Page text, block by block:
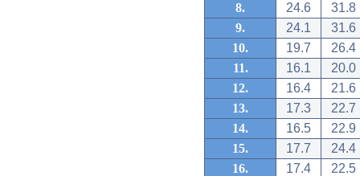
8.
24.6
31.8
9.
24.1
31.6
10.
19.7
26.4
11.
16.1
20.0
12.
16.4
21.6
13.
17.3
22.7
14.
16.5
22.9
15.
17.7
24.4
16.
17.4
22.5